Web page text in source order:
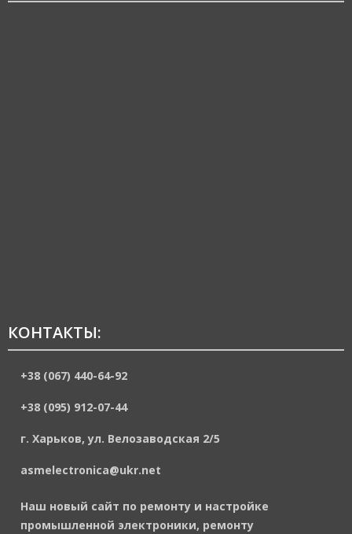
КОНТАКТЫ:
+38 (067) 440-64-92
+38 (095) 912-07-44
г. Харьков, ул. Велозаводская 2/5
asmelectronica@ukr.net
Наш новый сайт по ремонту и настройке
промышленной электроники, ремонту